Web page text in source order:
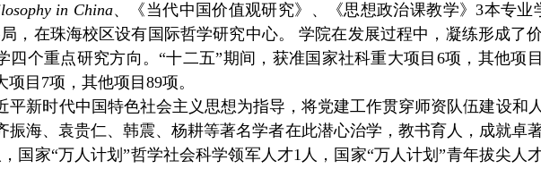
in China、《当代中国价值观研究》、《思想政治课教学》3本专业
，在珠海校区设有国际哲学研究中心。 学院在发展过程中，凝练形成了
四个重点研究方向。“十二五”期间，获准国家社科重大项目6项，其他项
目7项，其他项目89项。
平新时代中国特色社会主义思想为指导，将党建工作贯穿师资队伍建设和
振海、袁贵仁、韩震、杨耕等著名学者在此潜心治学，教书育人，成就卓
，国家“万人计划”哲学社会科学领军人才1 人，国家“万人计划”青年拔尖人